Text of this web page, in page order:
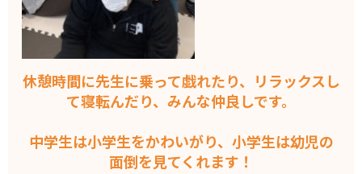
休憩時間に先生に乗って戯れたり、リラックスし
て寝転んだり、みんな仲良しです。
中学生は小学生をかわいがり、小学生は幼児の
面倒を見てくれます！